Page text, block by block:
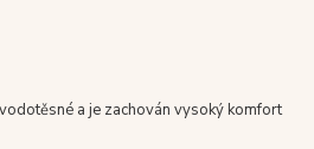
a je zachován vysoký komfort